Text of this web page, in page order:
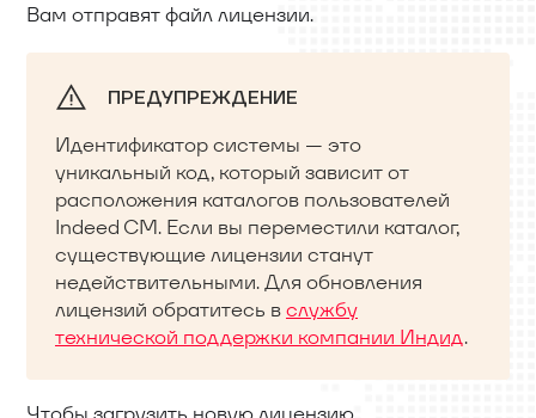
Вам отправят файл лицензии.
ПРЕДУПРЕЖДЕНИЕ
Идентификатор системы — это
уникальный код, который зависит от
расположения каталогов пользователей
Indeed CM. Если вы переместили каталог,
существующие лицензии станут
недействительными. Для обновления
лицензий обратитесь вслужбу
технической поддержки компании Индид.